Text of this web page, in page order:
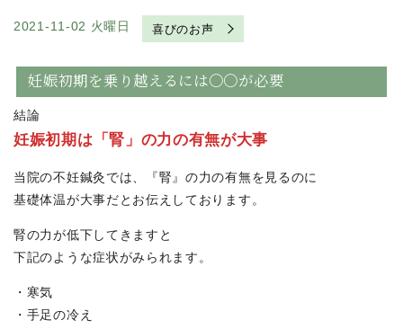
2021-11-02 火曜日 喜びのお声
妊娠初期を乗り越えるには〇〇が必要
結論
妊娠初期は「腎」の力の有無が大事
当院の不妊鍼灸では、『腎』の力の有無を見るのに
基礎体温が大事だとお伝えしております。
腎の力が低下してきますと
下記のような症状がみられます。
・寒気
・手足の冷え